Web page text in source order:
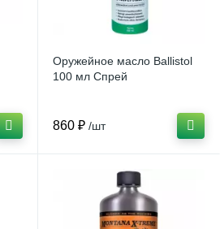
Оружейное масло Ballistol
100 мл Спрей
860 ₽ /шт